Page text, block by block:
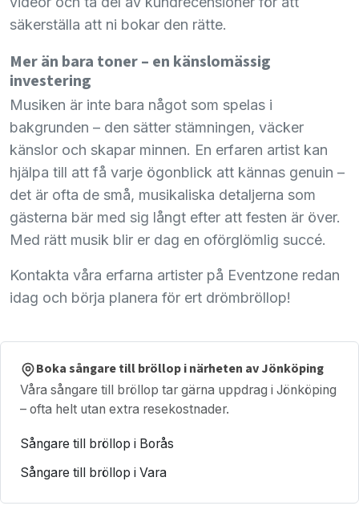
säkerställa att ni bokar den rätte.
Mer än bara toner – en känslomässig
investering
Musiken är inte bara något som spelas i
bakgrunden – den sätter stämningen, väcker
känslor och skapar minnen. En erfaren artist kan
hjälpa till att få varje ögonblick att kännas genuin –
det är ofta de små, musikaliska detaljerna som
gästerna bär med sig långt efter att festen är över.
Med rätt musik blir er dag en oförglömlig succé.
Kontakta våra erfarna artister på Eventzone redan
idag och börja planera för ert drömbröllop!
Boka sångare till bröllop i närheten av Jönköping
Våra sångare till bröllop tar gärna uppdrag i Jönköping
– ofta helt utan extra resekostnader.
Sångare till bröllop i Borås
Sångare till bröllop i Vara